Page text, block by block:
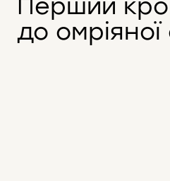
Перший
до омріяної